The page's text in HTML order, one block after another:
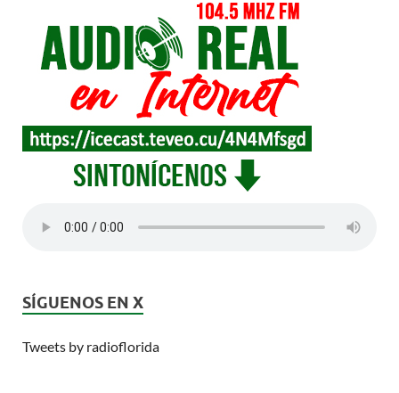
SÍGUENOS EN X
Tweets by radioflorida